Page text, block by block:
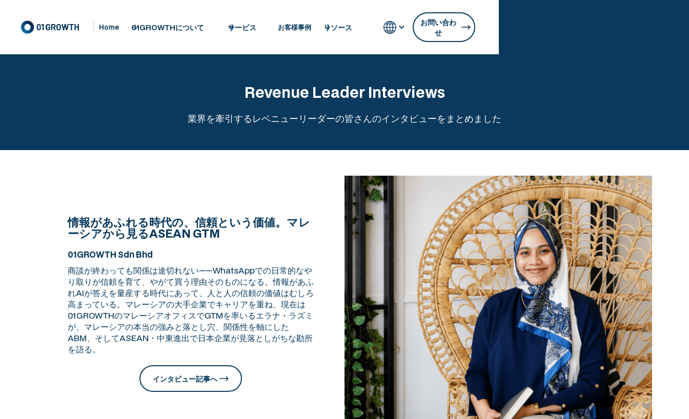
Home 01GROWTHについて サービス お客様事例 リソース
お問い合わ
せ
Revenue Leader Interviews
業界を牽引するレベニューリーダーの皆さんのインタビューをまとめました
情報があふれる時代の、信頼という価値。マレ
ーシアから見るASEAN GTM
01GROWTH Sdn Bhd
商談が終わっても関係は途切れない——WhatsAppでの日常的なや
り取りが信頼を育て、やがて買う理由そのものになる。情報があふ
れAIが答えを量産する時代にあって、人と人の信頼の価値はむしろ
高まっている。マレーシアの大手企業でキャリアを重ね、現在は
01GROWTHのマレーシアオフィスでGTMを率いるエラナ・ラズミ
が、マレーシアの本当の強みと落とし穴、関係性を軸にした
ABM、そしてASEAN・中東進出で日本企業が見落としがちな勘所
を語る。
インタビュー記事へ